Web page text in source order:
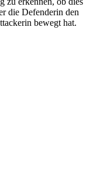
die Defenderin den
bewegt hat.